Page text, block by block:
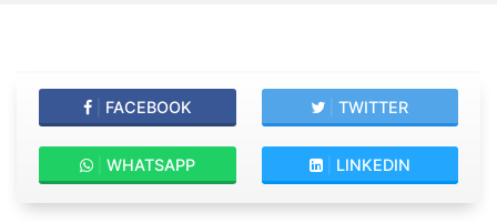
FACEBOOK TWITTER
WHATSAPP LINKEDIN